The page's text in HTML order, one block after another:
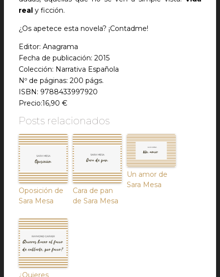
real y ficción.
¿Os apetece esta novela? ¡Contadme!
Editor: Anagrama
Fecha de publicación: 2015
Colección: Narrativa Española
Nº de páginas: 200 págs.
ISBN: 9788433997920
Precio:16,90 €
Posts relacionados
Oposición de
Sara Mesa
Cara de pan
de Sara Mesa
Un amor de
Sara Mesa
¿Quieres